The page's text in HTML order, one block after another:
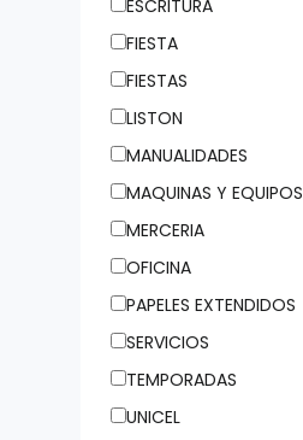
MANUALIDADES
MERCERIA (0)
ESCRITURA
FIESTA
FIESTAS
LISTON
MANUALIDADES
MAQUINAS Y EQUIPOS
MERCERIA
OFICINA
PAPELES EXTENDIDOS
SERVICIOS
TEMPORADAS
UNICEL